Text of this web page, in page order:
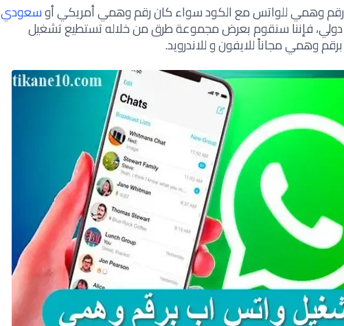
وهمي للواتس مع الكود سواء كان رقم وهمي أمريكي أوسعودي
فإننا سنقوم بعرض مجموعة طرق من خلاله تستطيع تشغيل
وهمي مجاناً للايفون و للاندرويد.